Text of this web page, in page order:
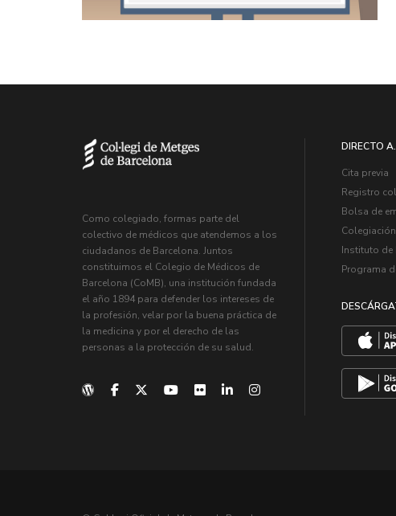
Como colegiado, formas parte del
colectivo de médicos que atendemos a los
ciudadanos de Barcelona. Juntos
constituimos el Colegio de Médicos de
Barcelona (CoMB), una institución fundada
el año 1894 para defender los intereses de
la profesión, velar por la buena práctica de
la medicina y por el derecho de las
personas a la protección de su salud.
DIRECTO
Cita previa
Registro
Bolsa de
Colegiación
Instituto de
Programa